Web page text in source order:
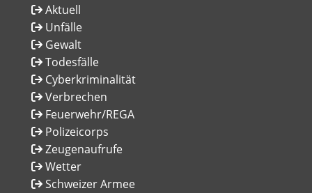
Aktuell
Unfälle
Gewalt
Todesfälle
Cyberkriminalität
Verbrechen
Feuerwehr/REGA
Polizeicorps
Zeugenaufrufe
Wetter
Schweizer Armee